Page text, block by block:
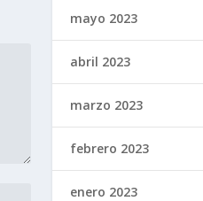
mayo 2023
abril 2023
marzo 2023
febrero 2023
enero 2023